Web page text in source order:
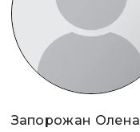
Запорожан Олена